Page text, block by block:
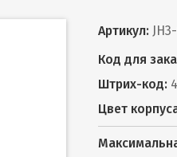
Артикул:
Код для
Штрих-код:
Цвет